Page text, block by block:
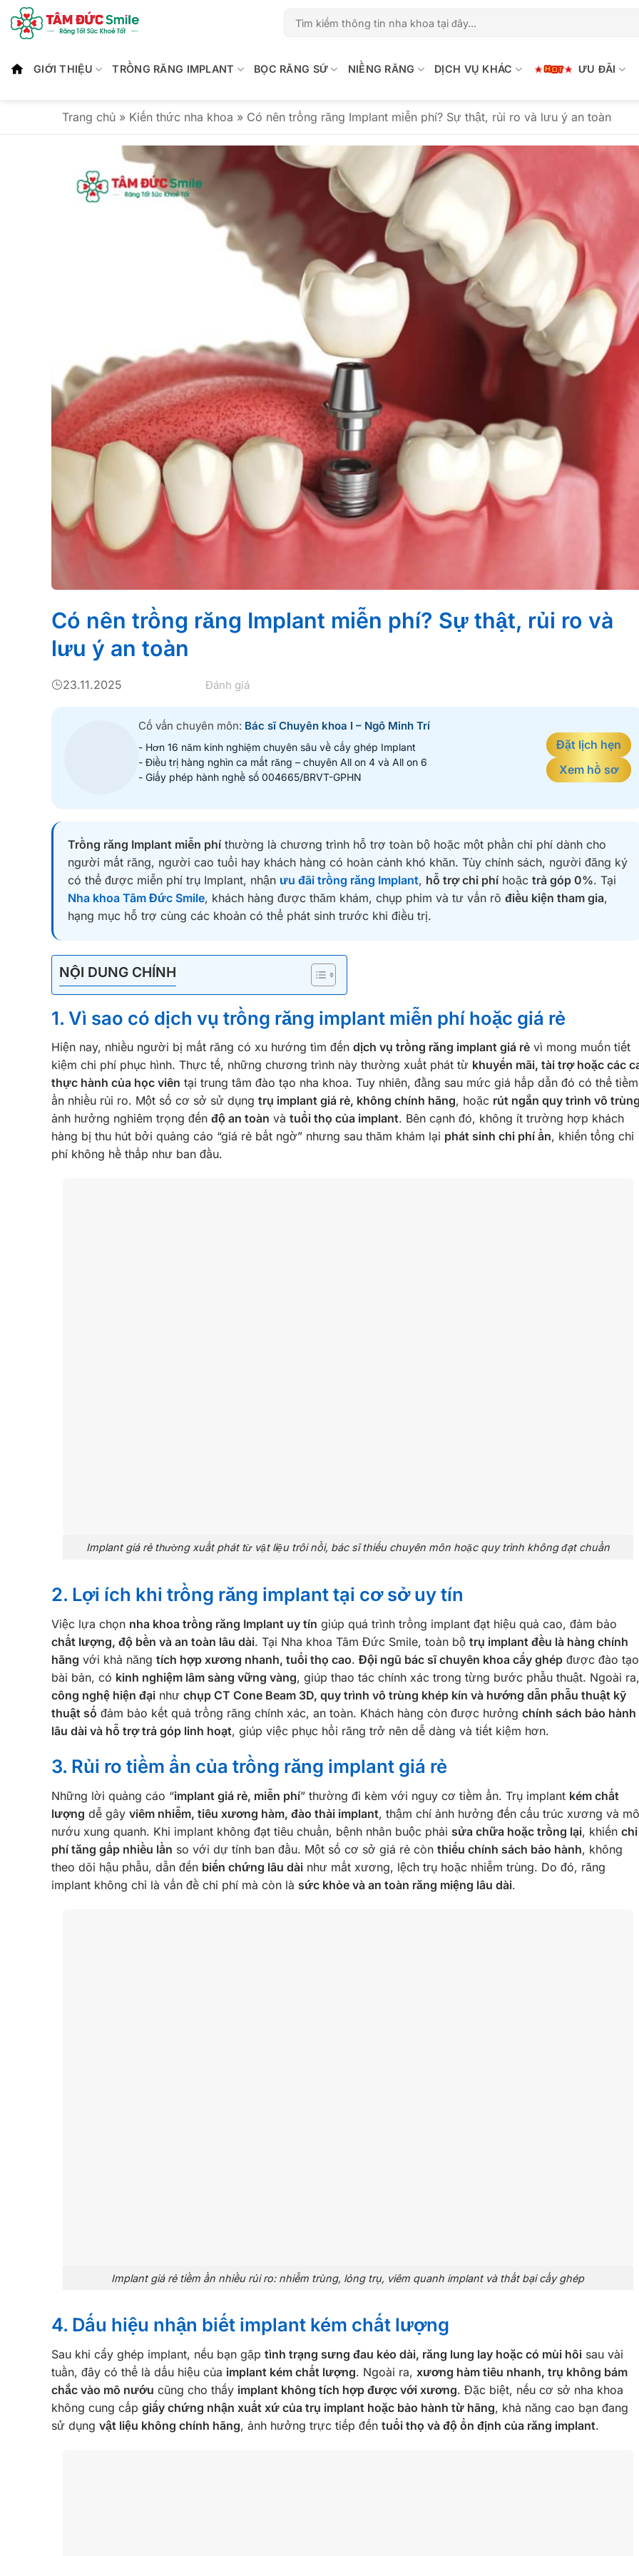
qua
dung
GIỚI THIỆU TRỒNG RĂNG IMPLANT BỌC RĂNG SỨ NIỀNG RĂNG DỊCH VỤ KHÁC ƯU ĐÃI
Trang chủ » Kiến thức nha khoa » Có nên trồng răng Implant miễn phí? Sự thật, rủi ro và lưu ý an toàn
Có nên trồng răng Implant miễn phí? Sự thật, rủi ro và
lưu ý an toàn
23.11.2025 Đánh giá
Cố vấn chuyên môn: Bác sĩ Chuyên khoa I – Ngô Minh Trí
- Hơn 16 năm kinh nghiệm chuyên sâu về cấy ghép Implant
- Điều trị hàng nghìn ca mất răng – chuyên All on 4 và All on 6
- Giấy phép hành nghề số 004665/BRVT-GPHN
Đặt lịch hẹn
Xem hồ sơ
Trồng răng Implant miễn phí thường là chương trình hỗ trợ toàn bộ hoặc một phần chi phí dành cho
người mất răng, người cao tuổi hay khách hàng có hoàn cảnh khó khăn. Tùy chính sách, người đăng ký
có thể được miễn phí trụ Implant, nhận ưu đãi trồng răng Implant, hỗ trợ chi phí hoặc trả góp 0%. Tại
Nha khoa Tâm Đức Smile, khách hàng được thăm khám, chụp phim và tư vấn rõ điều kiện tham gia,
hạng mục hỗ trợ cùng các khoản có thể phát sinh trước khi điều trị.
NỘI DUNG CHÍNH
1. Vì sao có dịch vụ trồng răng implant miễn phí hoặc giá rẻ
Hiện nay, nhiều người bị mất răng có xu hướng tìm đến dịch vụ trồng răng implant giá rẻ vì mong muốn tiết
kiệm chi phí phục hình. Thực tế, những chương trình này thường xuất phát từ khuyến mãi, tài trợ hoặc các
thực hành của học viên tại trung tâm đào tạo nha khoa. Tuy nhiên, đằng sau mức giá hấp dẫn đó có thể tiềm
ẩn nhiều rủi ro. Một số cơ sở sử dụng trụ implant giá rẻ, không chính hãng, hoặc rút ngắn quy trình vô trùng
ảnh hưởng nghiêm trọng đến độ an toàn và tuổi thọ của implant. Bên cạnh đó, không ít trường hợp khách
hàng bị thu hút bởi quảng cáo “giá rẻ bất ngờ” nhưng sau thăm khám lại phát sinh chi phí ẩn, khiến tổng chi
phí không hề thấp như ban đầu.
Implant giá rẻ thường xuất phát từ vật liệu trôi nổi, bác sĩ thiếu chuyên môn hoặc quy trình không đạt chuẩn
2. Lợi ích khi trồng răng implant tại cơ sở uy tín
Việc lựa chọn nha khoa trồng răng Implant uy tín giúp quá trình trồng implant đạt hiệu quả cao, đảm bảo
chất lượng, độ bền và an toàn lâu dài. Tại Nha khoa Tâm Đức Smile, toàn bộ trụ implant đều là hàng chính
hãng với khả năng tích hợp xương nhanh, tuổi thọ cao. Đội ngũ bác sĩ chuyên khoa cấy ghép được đào tạo
bài bản, có kinh nghiệm lâm sàng vững vàng, giúp thao tác chính xác trong từng bước phẫu thuật. Ngoài ra,
công nghệ hiện đại như chụp CT Cone Beam 3D, quy trình vô trùng khép kín và hướng dẫn phẫu thuật kỹ
thuật số đảm bảo kết quả trồng răng chính xác, an toàn. Khách hàng còn được hưởng chính sách bảo hành
lâu dài và hỗ trợ trả góp linh hoạt, giúp việc phục hồi răng trở nên dễ dàng và tiết kiệm hơn.
3. Rủi ro tiềm ẩn của trồng răng implant giá rẻ
Những lời quảng cáo “implant giá rẻ, miễn phí” thường đi kèm với nguy cơ tiềm ẩn. Trụ implant kém chất
lượng dễ gây viêm nhiễm, tiêu xương hàm, đào thải implant, thậm chí ảnh hưởng đến cấu trúc xương và mô
nướu xung quanh. Khi implant không đạt tiêu chuẩn, bệnh nhân buộc phải sửa chữa hoặc trồng lại, khiến chi
phí tăng gấp nhiều lần so với dự tính ban đầu. Một số cơ sở giá rẻ còn thiếu chính sách bảo hành, không
theo dõi hậu phẫu, dẫn đến biến chứng lâu dài như mất xương, lệch trụ hoặc nhiễm trùng. Do đó, răng
implant không chỉ là vấn đề chi phí mà còn là sức khỏe và an toàn răng miệng lâu dài.
Implant giá rẻ tiềm ẩn nhiều rủi ro: nhiễm trùng, lỏng trụ, viêm quanh implant và thất bại cấy ghép
4. Dấu hiệu nhận biết implant kém chất lượng
Sau khi cấy ghép implant, nếu bạn gặp tình trạng sưng đau kéo dài, răng lung lay hoặc có mùi hôi sau vài
tuần, đây có thể là dấu hiệu của implant kém chất lượng. Ngoài ra, xương hàm tiêu nhanh, trụ không bám
chắc vào mô nướu cũng cho thấy implant không tích hợp được với xương. Đặc biệt, nếu cơ sở nha khoa
không cung cấp giấy chứng nhận xuất xứ của trụ implant hoặc bảo hành từ hãng, khả năng cao bạn đang
sử dụng vật liệu không chính hãng, ảnh hưởng trực tiếp đến tuổi thọ và độ ổn định của răng implant.